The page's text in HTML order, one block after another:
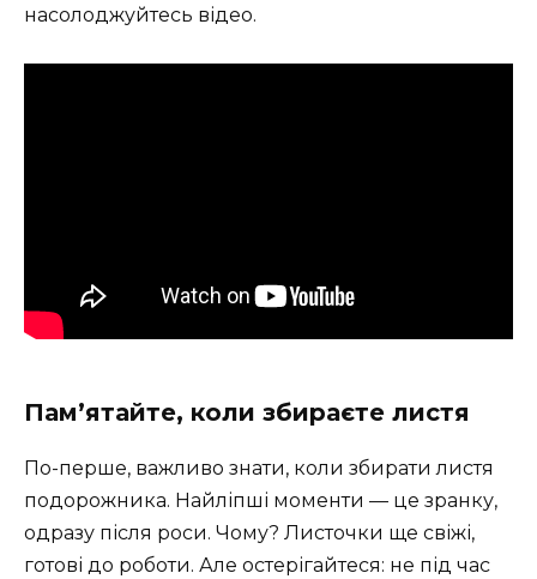
насолоджуйтесь відео.
Пам’ятайте, коли збираєте листя
По-перше, важливо знати, коли збирати листя
подорожника. Найліпші моменти — це зранку,
одразу після роси. Чому? Листочки ще свіжі,
готові до роботи. Але остерігайтеся: не під час